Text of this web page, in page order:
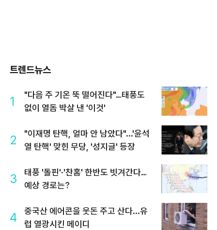
트렌드뉴스
1
"다음 주 기온 뚝 떨어진다"…태풍도
없이 열돔 박살 낸 '이것'
2
"이재명 탄핵, 얼마 안 남았다"...'윤석
열 탄핵' 맞힌 무당, '성지글' 등장
3
태풍 '돌핀'·'찬홈' 한반도 빗겨간다…
예상 경로는?
4
중국산 에어콘을 웃돈 주고 산다...유
럽 열광시킨 메이디